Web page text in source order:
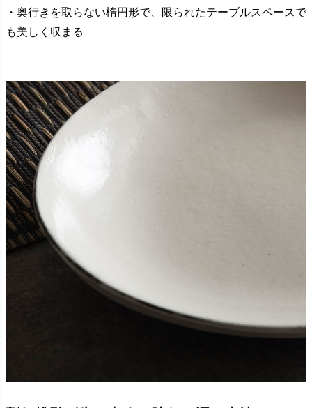
・奥行きを取らない楕円形で、限られたテーブルスペースで
も美しく収まる